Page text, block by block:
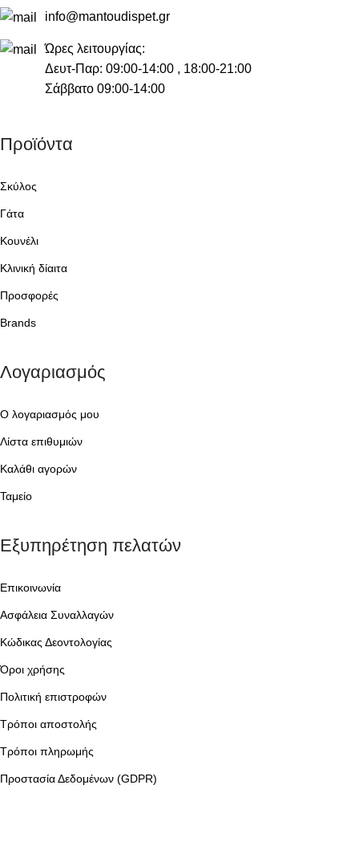
info@mantoudispet.gr
Ώρες λειτουργίας:
Δευτ-Παρ: 09:00-14:00 , 18:00-21:00
Σάββατο 09:00-14:00
Προϊόντα
Σκύλος
Γάτα
Κουνέλι
Κλινική δίαιτα
Προσφορές
Brands
Λογαριασμός
Ο λογαριασμός μου
Λίστα επιθυμιών
Καλάθι αγορών
Ταμείο
Εξυπηρέτηση πελατών
Επικοινωνία
Ασφάλεια Συναλλαγών
Κώδικας Δεοντολογίας
Όροι χρήσης
Πολιτική επιστροφών
Τρόποι αποστολής
Τρόποι πληρωμής
Προστασία Δεδομένων (GDPR)